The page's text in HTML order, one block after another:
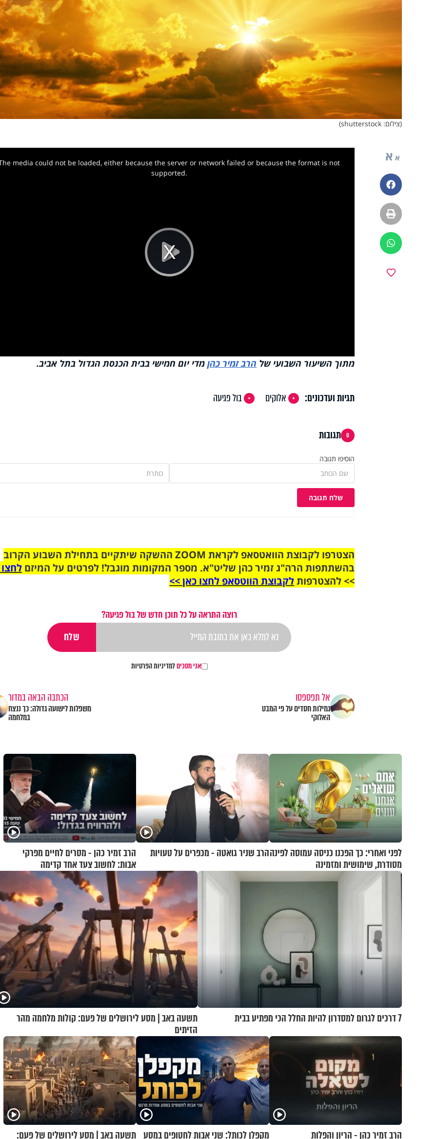
(צילום: shutterstock)
א א
פייסבוק
הדפסה
ווטסאפ
Play
media could not be loaded, either because the server or network failed or because the format is not
supported.
מתוך השיעור השבועי של הרב זמיר כהןמדי יום חמישי בבית הכנסת הגדול בתל אביב.
תגיות ועדכונים: אלוקים בול פגיעה
0 תגובות
הוסיפו תגובה
שלח תגובה
הצטרפו לקבוצת הוואטסאפ לקראת ZOOM ההשקה שיתקיים בתחילת השבוע הקרוב
בהשתתפות הרה"ג זמיר כהן שליט"א. מספר המקומות מוגבל! לפרטים על המיזם
>> להצטרפותלקבוצת הווטסאפ לחצו כאן >>
רוצה התראה על כל תוכן חדש של בול פגיעה?
אני מסכיםלמדיניות הפרטיות
אל תפספסו
גמילות חסדים על פי המבט
האלוקי
הכתבה הבאה במדור
משפלות לישועה גדולה: כך ננצח
במלחמה
לפני ואחרי: כך הפכנו כניסה עמוסה לפינה
מסודרת, שימושית ומזמינה
הרב שניר גואטה - מכפרים על טעויות
הרב זמיר כהן - מסרים לחיים מפרקי
אבות: לחשוב צעד אחד קדימה
7 דרכים לגרום למסדרון להיות החלל הכי מפתיע בבית
תשעה באב | מסע לירושלים של פעם: קולות מלחמה מהר
הזיתים
הרב זמיר כהן - הריון והפלות מקפלן לכותל: שני אבות לחטופים במסע תשעה באב | מסע לירושלים של פעם: